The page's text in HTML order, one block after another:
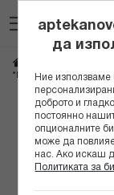
към
съдържанието
*ВИЗИХЕЛП УНГВЕНТ
Преминете
края
да
Ние използваме
доброто и
постоянно
опционалните
може да повлияе
нас. Ако искаш
Политиката за